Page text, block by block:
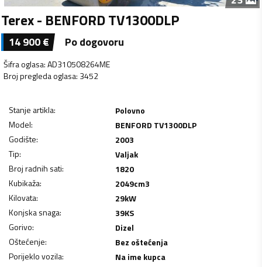
Terex - BENFORD TV1300DLP
14 900€ Po dogovoru
Šifra oglasa:AD310508264ME
Broj pregleda oglasa: 3452
Stanje artikla:
Polovno
Model:
BENFORD TV1300DLP
Godište:
2003
Tip:
Valjak
Broj radnih sati:
1820
Kubikaža: 2049cm3
Kilovata: 29kW
Konjska snaga: 39KS
Gorivo:
Dizel
Oštećenje:
Bez oštećenja
Porijeklo vozila: Na ime kupca